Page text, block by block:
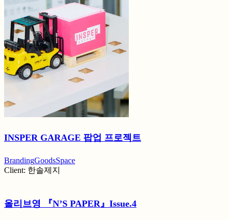
INSPER GARAGE 팝업 프로젝트
BrandingGoodsSpace
Client: 한솔제지
올리브영 『N’S PAPER』Issue.4